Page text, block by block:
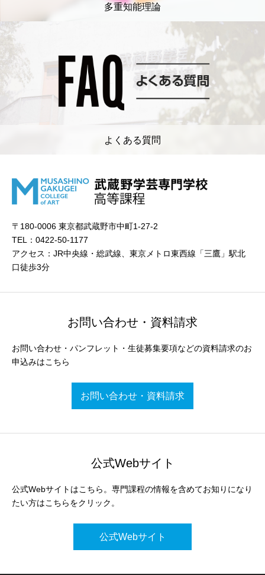
多重知能理論
よくある質問
〒180-0006 東京都武蔵野市中町1-27-2
TEL：0422-50-1177
アクセス：JR中央線・総武線、東京メトロ東西線「三鷹」駅北
口徒歩3分
お問い合わせ・資料請求
お問い合わせ・パンフレット・生徒募集要項などの資料請求のお
申込みはこちら
お問い合わせ・資料請求
公式Webサイト
公式Webサイトはこちら。専門課程の情報を含めてお知りになり
たい方はこちらをクリック。
公式Webサイト